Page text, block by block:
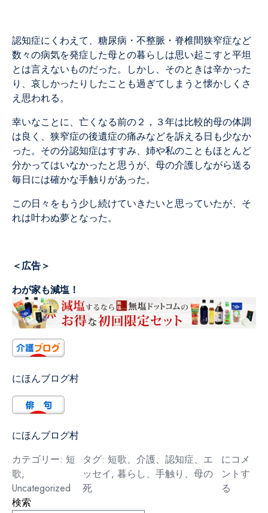
認知症にくわえて、糖尿病・不整脈・脊椎間狭窄症など
数々の病気を発症した母との暮らしは思い起こすと平坦
とは言えないものだった。しかし、そのときは辛かった
り、哀しかったりしたことも過ぎてしまうと懐かしくさ
え思われる。
幸いなことに、亡くなる前の２，３年は比較的母の体調
は良く、狭窄症の後遺症の痛みなどを訴える日も少なか
った。その分認知症はすすみ、姉や私のこともほとんど
分かってはいなかったと思うが、母の介護しながら送る
毎日には確かな手触りがあった。
この日々をもう少し続けていきたいと思っていたが、そ
れは叶わぬ夢となった。
＜広告＞
わが家も減塩！
にほんブログ村
にほんブログ村
カテゴリー: 短
歌,
Uncategorized
タグ:短歌、介護、認知症、エ
ッセイ,暮らし、手触り、母の
死
暮
ら
し
にコメ
ントす
る
検索